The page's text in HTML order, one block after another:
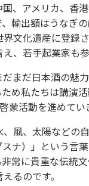
、アメリカ、香
輸出額はうなぎ
文化遺産に登録
、若手起業家も
まだ日本酒の魅
め私たちは講演
活動を進めてい
風、太陽などの
ナ）」という言
常に貴重な伝統
るのです。